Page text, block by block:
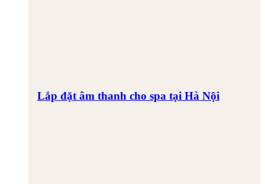
Lắp đặt âm thanh cho spa tại Hà Nội